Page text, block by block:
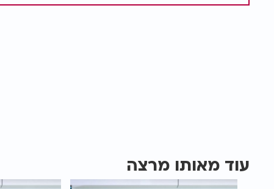
עוד מאותו מרצה